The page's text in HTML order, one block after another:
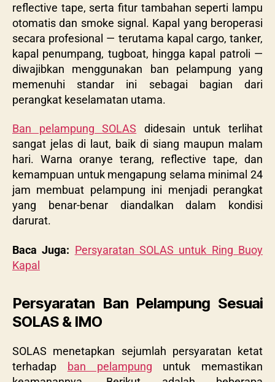
reflective tape, serta fitur tambahan seperti lampu
otomatis dan smoke signal. Kapal yang beroperasi
secara profesional — terutama kapal cargo, tanker,
kapal penumpang, tugboat, hingga kapal patroli —
diwajibkan menggunakan ban pelampung yang
memenuhi standar ini sebagai bagian dari
perangkat keselamatan utama.
Ban pelampung SOLAS didesain untuk terlihat
sangat jelas di laut, baik di siang maupun malam
hari. Warna oranye terang, reflective tape, dan
kemampuan untuk mengapung selama minimal 24
jam membuat pelampung ini menjadi perangkat
yang benar-benar diandalkan dalam kondisi
darurat.
Baca Juga: Persyaratan SOLAS untuk Ring Buoy
Kapal
Persyaratan Ban Pelampung Sesuai
SOLAS & IMO
SOLAS menetapkan sejumlah persyaratan ketat
terhadap ban pelampung untuk memastikan